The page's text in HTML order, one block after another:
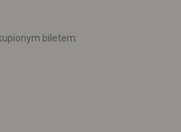
biletem: